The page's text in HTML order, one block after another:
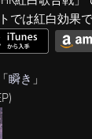
では紅白効果
瞬き 」